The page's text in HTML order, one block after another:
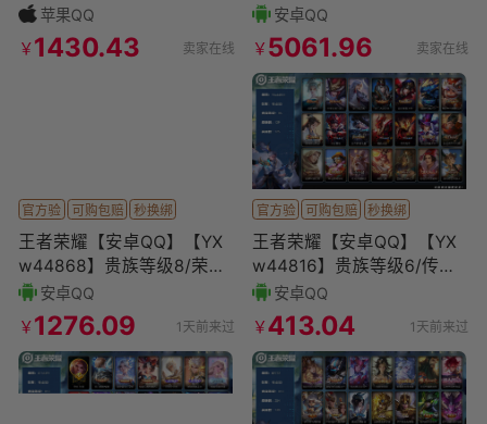
雄/2典藏/0珍品无双/1无双/
5珍品传
苹果QQ
￥1430.43 卖家在线
传承位·流光积分6w·大乔全
皮·5典藏·1无双·
安卓QQ
￥5061.96 卖家在线
官方验 可购包赔 秒换绑
王者荣耀【安卓QQ】【YX
w44868】贵族等级8/荣耀
典藏数量2/传说皮肤数量2
8/史诗皮肤数量8
安卓QQ
￥1276.09 1天前来过
官方验 可购包赔 秒换绑
王者荣耀【安卓QQ】【YX
w44816】贵族等级6/传说
皮肤数量3/史诗皮肤数量2
8/皮肤数量129
安卓QQ
￥413.04 1天前来过